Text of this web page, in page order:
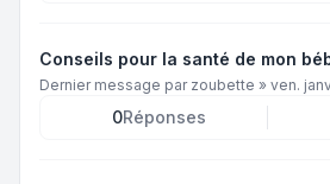
Conseils pour la santé de mon
Dernier message par zoubette » ven.
0Réponses